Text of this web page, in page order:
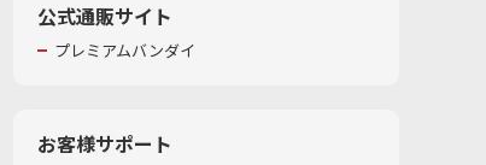
公式通販サイト
プレミアムバンダイ
お客様サポート